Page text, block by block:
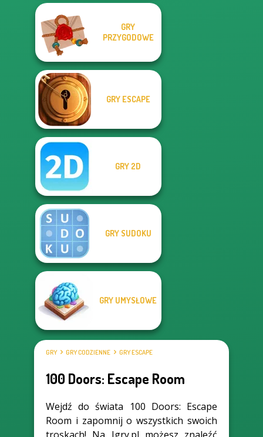
GRY
PRZYGODOWE
GRY ESCAPE
GRY 2D
GRY SUDOKU
GRY UMYSŁOWE
GRY GRY CODZIENNE GRY ESCAPE
100 Doors: Escape Room
Wejdź do świata 100 Doors: Escape
Room i zapomnij o wszystkich swoich